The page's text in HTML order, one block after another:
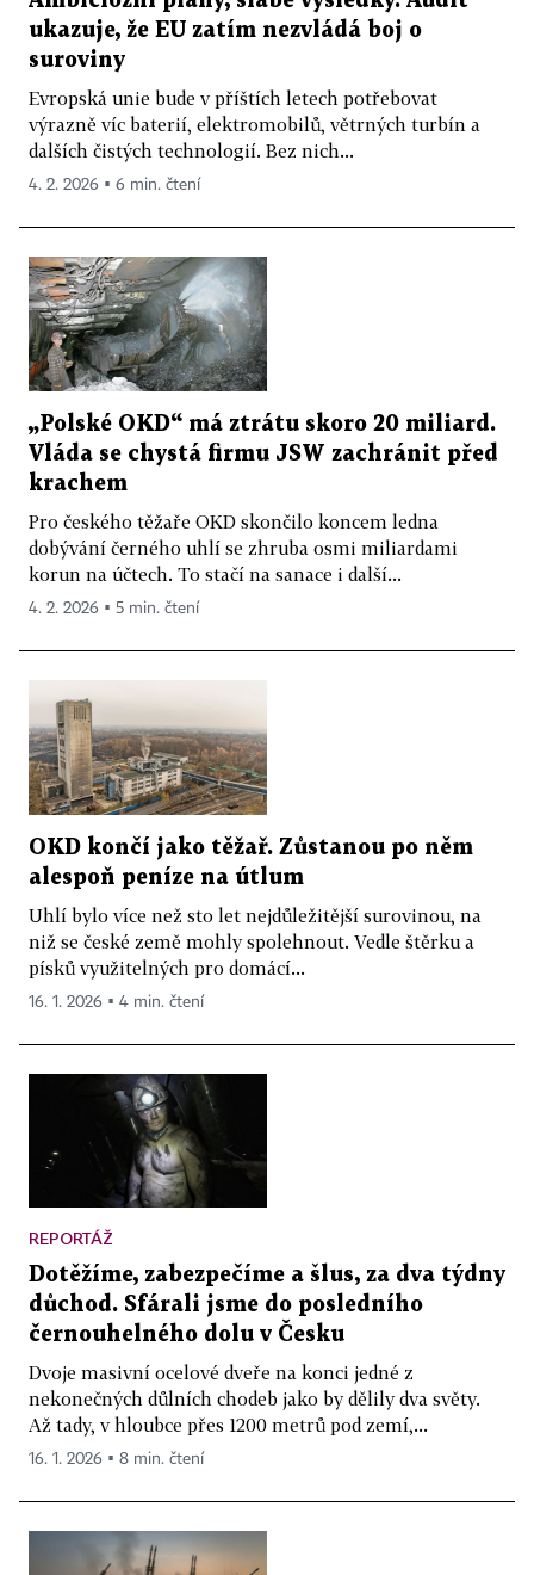
ukazuje, že EU zatím nezvládá boj o
suroviny
Evropská unie bude v příštích letech potřebovat
výrazně víc baterií, elektromobilů, větrných turbín a
dalších čistých technologií. Bez nich...
4. 2. 2026 ▪ 6 min. čtení
„Polské OKD“ má ztrátu skoro 20 miliard.
Vláda se chystá firmu JSW zachránit před
krachem
Pro českého těžaře OKD skončilo koncem ledna
dobývání černého uhlí se zhruba osmi miliardami
korun na účtech. To stačí na sanace i další...
4. 2. 2026 ▪ 5 min. čtení
OKD končí jako těžař. Zůstanou po něm
alespoň peníze na útlum
Uhlí bylo více než sto let nejdůležitější surovinou, na
niž se české země mohly spolehnout. Vedle štěrku a
písků využitelných pro domácí...
16. 1. 2026 ▪ 4 min. čtení
REPORTÁŽ
Dotěžíme, zabezpečíme a šlus, za dva týdny
důchod. Sfárali jsme do posledního
černouhelného dolu v Česku
Dvoje masivní ocelové dveře na konci jedné z
nekonečných důlních chodeb jako by dělily dva světy.
Až tady, v hloubce přes 1200 metrů pod zemí,...
16. 1. 2026 ▪ 8 min. čtení